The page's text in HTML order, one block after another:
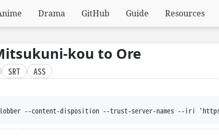
Drama GitHub Guide Resources
kou to Ore
SRT
ASS
content-disposition --trust-server-names --iri 'https://